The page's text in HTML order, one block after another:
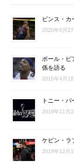
ビンス・カ
2020年6月27
ポール・
係を語る
2015年4月18
トニー・
2019年11月
ケビン・ラ
2019年12月